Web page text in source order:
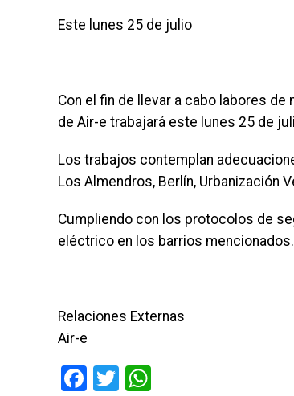
Este lunes 25 de julio
Con el fin de llevar a cabo labores
de Air-e trabajará este lunes 25 de
Los trabajos contemplan
Los Almendros, Berlín, Urbanización
Cumpliendo con los protocolos de
eléctrico en los barrios mencionados.
Relaciones Externas
Air-e
Facebook
Twitter